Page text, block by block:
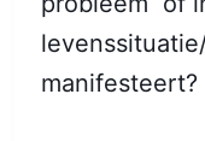
manifesteert?